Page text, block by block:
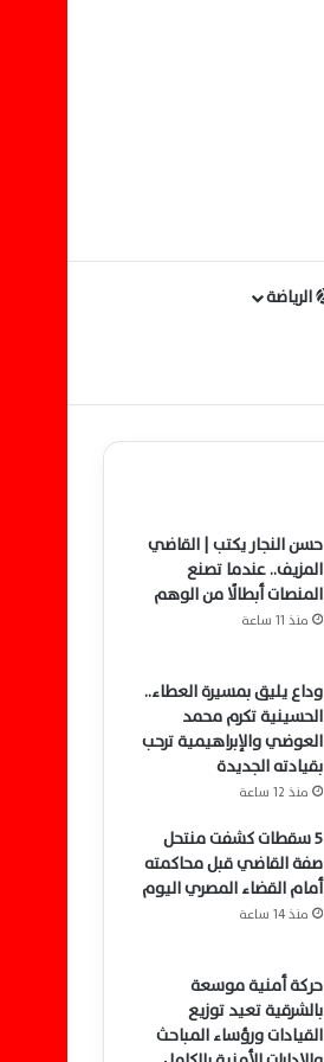
الرياضة
حسن النجار يكتب | القاضي
المزيف.. عندما تصنع
المنصات أبطالًا من الوهم
منذ 11 ساعة
وداع يليق بمسيرة العطاء..
الحسينية تكرم محمد
العوضي والإبراهيمية ترحب
بقيادته الجديدة
منذ 12 ساعة
5 سقطات كشفت منتحل
صفة القاضي قبل محاكمته
أمام القضاء المصري اليوم
منذ 14 ساعة
حركة أمنية موسعة
بالشرقية تعيد توزيع
القيادات ورؤساء المباحث